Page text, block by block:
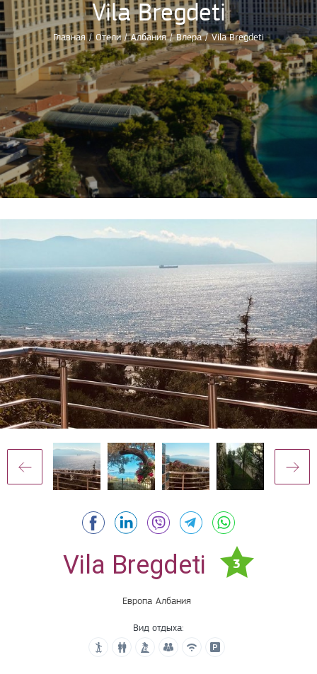
Vila Bregdeti
Главная / Отели / Албания / Влера / Vila Bregdeti
Vila Bregdeti 3
Европа Албания
Вид отдыха: